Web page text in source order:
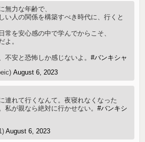
無力な年齢で、
い人の関係を構築すべき時代に、行くと
常を安心感の中で学んでからこそ、
よ。
不安と恐怖しか感じないよ。#バンキシャ
August 6, 2023
連れて行くなんて。夜寝れなくなった
私が親なら絶対に行かせない。#バンキシ
August 6, 2023